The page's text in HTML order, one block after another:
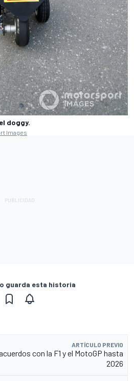
doggy.
Images
guarda esta historia
ARTÍCULO PREVIO
con la F1 y el MotoGP hasta
2026